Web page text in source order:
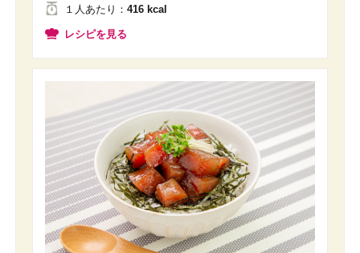
１人あたり ： 416 kcal
レシピを見る